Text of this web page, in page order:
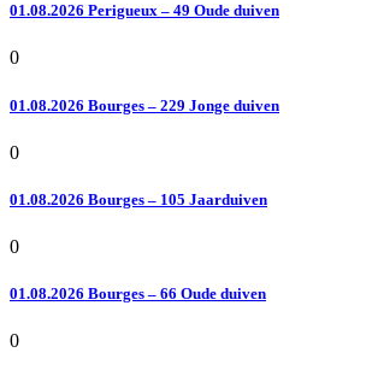
01.08.2026 Perigueux – 49 Oude duiven
0
01.08.2026 Bourges – 229 Jonge duiven
0
01.08.2026 Bourges – 105 Jaarduiven
0
01.08.2026 Bourges – 66 Oude duiven
0